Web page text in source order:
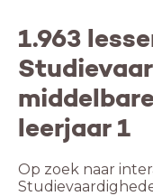
1.963
leerjaar 1
Op zoek naar